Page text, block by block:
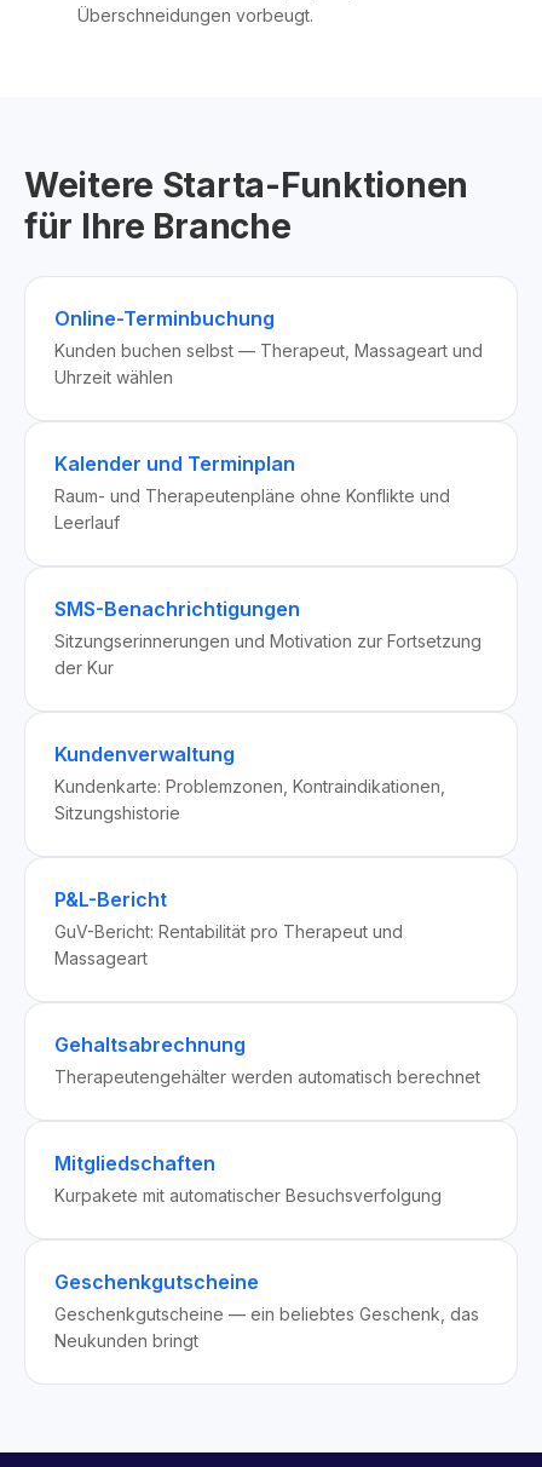
Überschneidungen vorbeugt.
Weitere Starta-Funktionen
für Ihre Branche
Online-Terminbuchung
Kunden buchen selbst — Therapeut, Massageart und
Uhrzeit wählen
Kalender und Terminplan
Raum- und Therapeutenpläne ohne Konflikte und
Leerlauf
SMS-Benachrichtigungen
Sitzungserinnerungen und Motivation zur Fortsetzung
der Kur
Kundenverwaltung
Kundenkarte: Problemzonen, Kontraindikationen,
Sitzungshistorie
P&L-Bericht
GuV-Bericht: Rentabilität pro Therapeut und
Massageart
Gehaltsabrechnung
Therapeutengehälter werden automatisch berechnet
Mitgliedschaften
Kurpakete mit automatischer Besuchsverfolgung
Geschenkgutscheine
Geschenkgutscheine — ein beliebtes Geschenk, das
Neukunden bringt